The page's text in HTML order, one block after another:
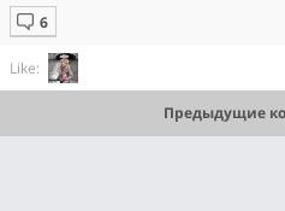
Like:
Предыдущие